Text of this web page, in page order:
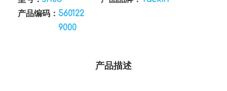
产品编码： 560122
9000
产品描述